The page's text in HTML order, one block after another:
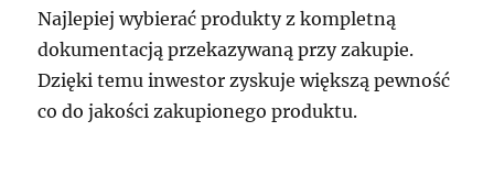
Najlepiej wybierać produkty z kompletną
dokumentacją przekazywaną przy zakupie.
Dzięki temu inwestor zyskuje większą pewność
co do jakości zakupionego produktu.